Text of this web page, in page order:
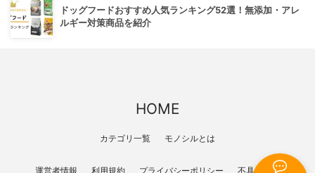
ドッグフードおすすめ人気ランキング52選！無添加・アレ
ルギー対策商品を紹介
HOME
カテゴリ一覧 モノシルとは
運営者情報 利用規約 プライバシーポリシー 不具合報告